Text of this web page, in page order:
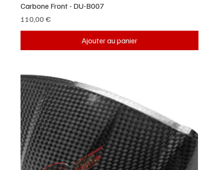
Carbone Front - DU-B007
Prix
110,00 €
Ajouter au panier